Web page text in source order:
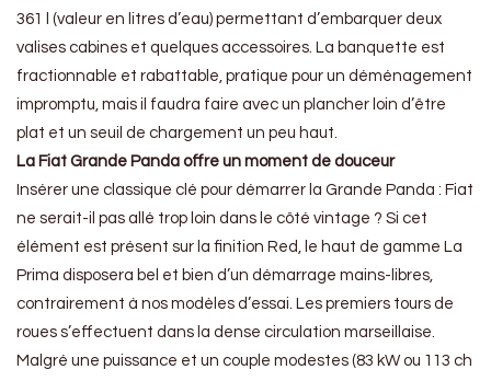
361 l (valeur en litres d’eau) permettant d’embarquer deux
valises cabines et quelques accessoires. La banquette est
fractionnable et rabattable, pratique pour un déménagement
impromptu, mais il faudra faire avec un plancher loin d’être
plat et un seuil de chargement un peu haut.
La Fiat Grande Panda offre un moment de douceur
Insérer une classique clé pour démarrer la Grande Panda : Fiat
ne serait-il pas allé trop loin dans le côté vintage ? Si cet
élément est présent sur la finition Red, le haut de gamme La
Prima disposera bel et bien d’un démarrage mains-libres,
contrairement à nos modèles d’essai. Les premiers tours de
roues s’effectuent dans la dense circulation marseillaise.
Malgré une puissance et un couple modestes (83 kW ou 113 ch